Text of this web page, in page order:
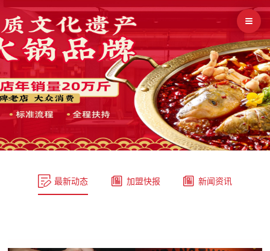
 最新动态  加盟快报  新闻资讯